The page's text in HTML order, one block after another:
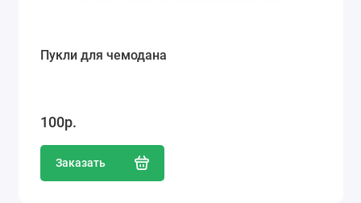
Пукли для чемодана
100р.
Заказать